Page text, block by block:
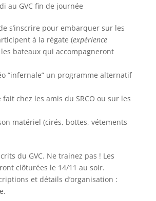
au GVC fin de journée
s’inscrire pour embarquer sur les
à la régate (expérience
bateaux qui accompagneront
“infernale” un programme alternatif
fait chez les amis du SRCO ou sur les
matériel (cirés, bottes, vétements
du GVC. Ne trainez pas ! Les
clôturées le 14/11 au soir.
et détails d’organisation :